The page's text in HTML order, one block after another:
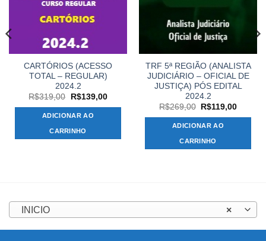
CARTÓRIOS (ACESSO
TOTAL – REGULAR)
2024.2
R$319,00
O
original
era:
R$319,00.
R$139,00O
ADICIONAR AO
CARRINHO
TRF 5ª REGIÃO (ANALISTA
JUDICIÁRIO – OFICIAL DE
JUSTIÇA) PÓS EDITAL
2024.2
R$269,00
O
original
era:
R$269,00.
R$119,00O
ADICIONAR AO
CARRINHO
×
INICIO